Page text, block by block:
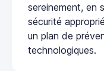
sereinement, en
sécurité
un plan de
technologiques.